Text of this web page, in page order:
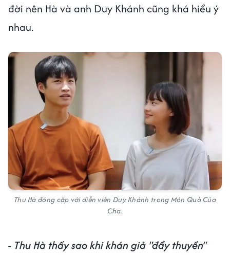
đời nên Hà và anh Duy Khánh cũng khá hiểu ý
nhau.
Thu Hà đóng cặp với diễn viên Duy Khánh trong Món Quà Của
Cha.
- Thu Hà thấy sao khi khán giả "đẩy thuyền"